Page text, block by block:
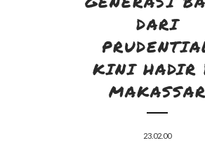
DARI
KINI HADIR
MAKASSAR
23.02.00